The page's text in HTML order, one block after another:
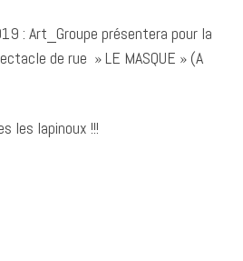
: Art_Groupe présentera pour la
de rue » LE MASQUE » (A
les lapinoux !!!